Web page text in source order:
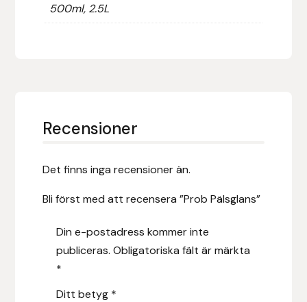
500ml, 2.5L
Recensioner
Det finns inga recensioner än.
Bli först med att recensera ”Prob Pälsglans”
Din e-postadress kommer inte
publiceras. Obligatoriska fält är märkta
*
Ditt betyg *
G Boots
Horse Guard